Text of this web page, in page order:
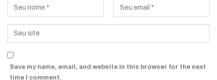
Save my name, email, and website in this browser for the next
time I comment.